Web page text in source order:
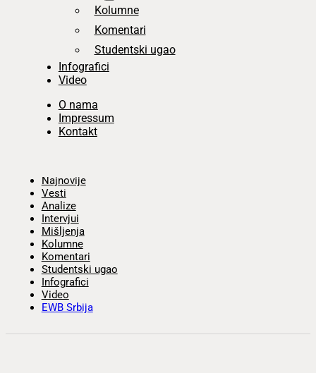
Kolumne
Komentari
Studentski ugao
Infografici
Video
O nama
Impressum
Kontakt
Najnovije
Vesti
Analize
Intervjui
Mišljenja
Kolumne
Komentari
Studentski ugao
Infografici
Video
EWB Srbija